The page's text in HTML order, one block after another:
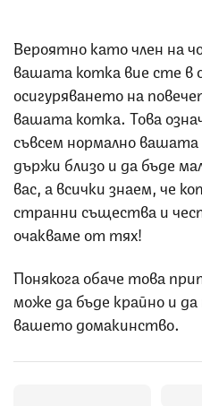
Вероятно като член на
вашата котка вие сте в
осигуряването на
вашата котка. Това
съвсем нормално вашата
държи близо и да бъде
вас, а всички знаем, че
странни същества и
очакваме от тях!
Понякога обаче това
може да бъде крайно и
вашето домакинство.